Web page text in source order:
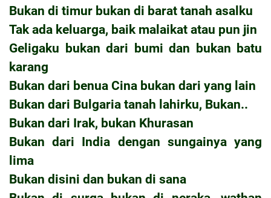
Bukan di timur bukan di barat tanah asalku
Tak ada keluarga, baik malaikat atau pun jin
Geligaku bukan dari bumi dan bukan batu
karang
Bukan dari benua Cina bukan dari yang lain
Bukan dari Bulgaria tanah lahirku, Bukan..
Bukan dari Irak, bukan Khurasan
Bukan dari India dengan sungainya yang
lima
Bukan disini dan bukan di sana